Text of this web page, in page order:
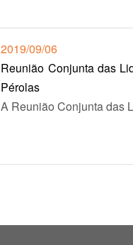
2019/09/06
Reunião Conjunta das
Pérolas
A Reunião Conjunta das